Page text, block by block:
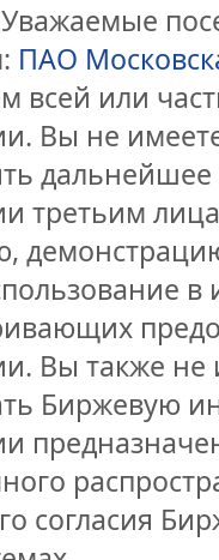
ПАО
всей или
Вы не
третьим
Вы также не
Биржевую
согласия